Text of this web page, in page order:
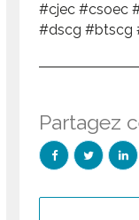
#cjec #csoec
#dscg #btscg
Partagez